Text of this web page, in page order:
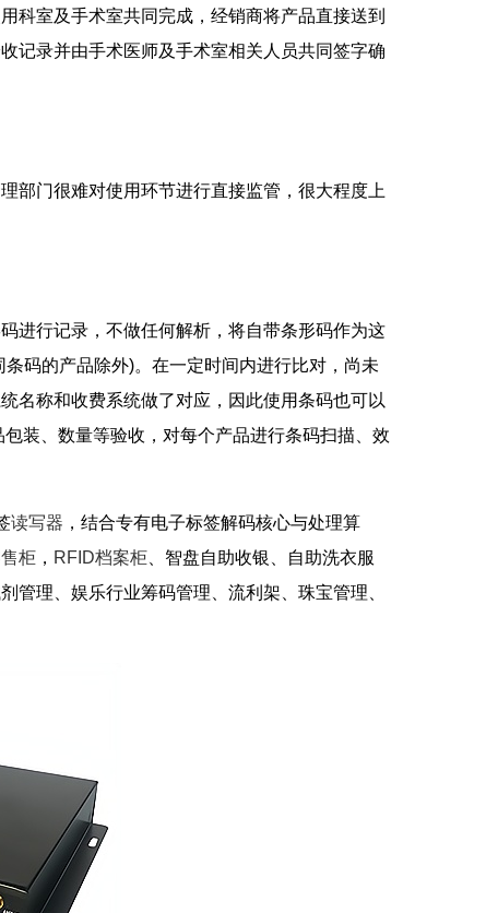
科室及手术室共同完成，经销商将产品直接送到
记录并由手术医师及手术室相关人员共同签字确
部门很难对使用环节进行直接监管，很大程度上
进行记录，不做任何解析，将自带条形码作为这
码的产品除外)。在一定时间内进行比对，尚未
名称和收费系统做了对应，因此使用条码也可以
装、数量等验收，对每个产品进行条码扫描、效
读写器 ，结合专有电子标签解码核心与处理算
柜 ， RFID档案柜 、智盘自助收银、自助洗衣服
管理、娱乐行业筹码管理、流利架、珠宝管理、